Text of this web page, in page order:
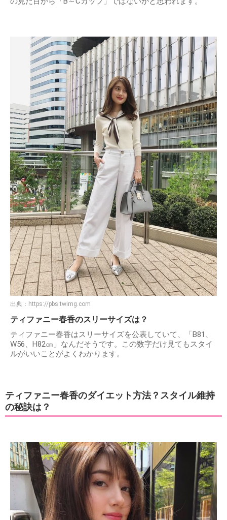
出典： https://pbs.twimg.com
ティファニー春香のスリーサイズは？
ティファニー春香はスリーサイズを公表していて、「B81、
W56、H82㎝」なんだそうです。この数字だけ見てもスタイ
ルがいいことがよくわかります。
ティファニー春香のダイエット方法？スタイル維持
の秘訣は？